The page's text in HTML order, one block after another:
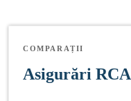
COMPARAȚII
Asigurări RCA